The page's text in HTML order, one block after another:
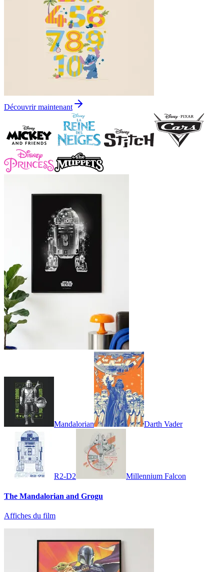
Découvrir maintenant
Mandalorian Darth Vader
R2-D2 Millennium Falcon
The Mandalorian and Grogu
Affiches du film